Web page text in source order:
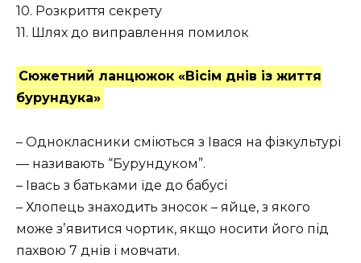
10. Розкриття секрету
11. Шлях до виправлення помилок
Сюжетний ланцюжок «Вісім днів із життя
бурундука»
– Однокласники сміються з Івася на фізкультурі
— називають “Бурундуком”.
– Івась з батьками їде до бабусі
– Хлопець знаходить зносок – яйце, з якого
може зʼявитися чортик, якщо носити його під
пахвою 7 днів і мовчати.